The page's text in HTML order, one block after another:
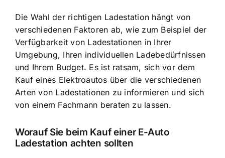
Die Wahl der richtigen Ladestation hängt von
verschiedenen Faktoren ab, wie zum Beispiel der
Verfügbarkeit von Ladestationen in Ihrer
Umgebung, Ihren individuellen Ladebedürfnissen
und Ihrem Budget. Es ist ratsam, sich vor dem
Kauf eines Elektroautos über die verschiedenen
Arten von Ladestationen zu informieren und sich
von einem Fachmann beraten zu lassen.
Worauf Sie beim Kauf einer E-Auto
Ladestation achten sollten